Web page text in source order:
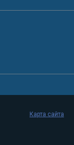
Карта сайта